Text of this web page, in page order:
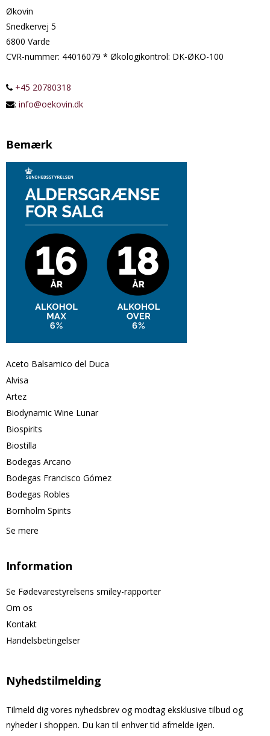
Økovin
Snedkervej 5
6800 Varde
CVR-nummer: 44016079 * Økologikontrol: DK-ØKO-100
+45 20780318
: info@oekovin.dk
Bemærk
Aceto Balsamico del Duca
Alvisa
Artez
Biodynamic Wine Lunar
Biospirits
Biostilla
Bodegas Arcano
Bodegas Francisco Gómez
Bodegas Robles
Bornholm Spirits
Se mere
Information
Se Fødevarestyrelsens smiley-rapporter
Om os
Kontakt
Handelsbetingelser
Nyhedstilmelding
Tilmeld dig vores nyhedsbrev og modtag eksklusive tilbud og
nyheder i shoppen. Du kan til enhver tid afmelde igen.